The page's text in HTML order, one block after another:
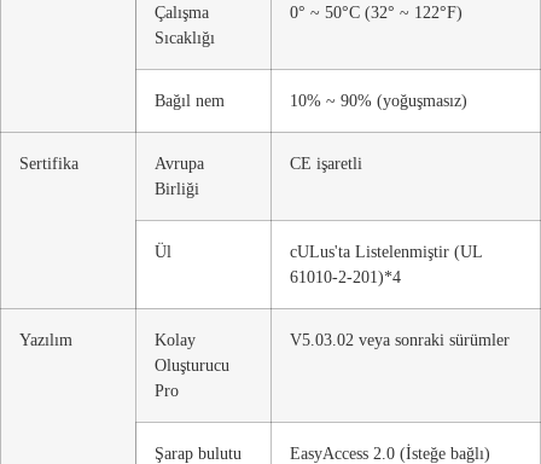
Çalışma
Sıcaklığı
0° ~ 50°C (32° ~ 122°F)
Bağıl nem 10% ~ 90% (yoğuşmasız)
Sertifika
Avrupa
Birliği
CE işaretli
Ül
cULus'ta Listelenmiştir (UL
61010-2-201)*4
Yazılım
Kolay
Oluşturucu
Pro
V5.03.02 veya sonraki sürümler
Şarap bulutu EasyAccess 2.0 (İsteğe bağlı)